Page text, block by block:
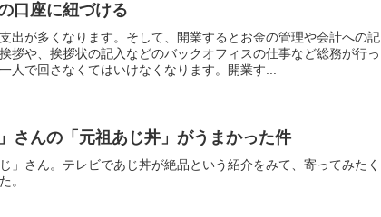
口座に紐づける
出が多くなります。そして、開業するとお金の管理や会計への記
拶や、挨拶状の記入などのバックオフィスの仕事など総務が行っ
人で回さなくてはいけなくなります。開業す...
さんの「元祖あじ丼」がうまかった件
」さん。テレビであじ丼が絶品という紹介をみて、寄ってみたく
。